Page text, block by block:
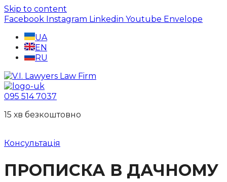
Skip to content
Facebook Instagram Linkedin Youtube Envelope
UA
EN
RU
095 514 7037
15 хв безкоштовно
Консультація
ПРОПИСКА В ДАЧНОМУ